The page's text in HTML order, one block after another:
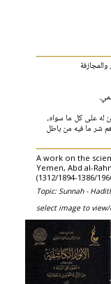
له على كل ما سواه،
شر ما فيه من باطل
A work on the
Yemen, Abd al-
(1312/1894-1386/
Topic: Sunnah -
select image to